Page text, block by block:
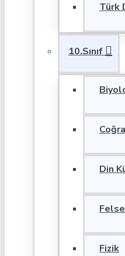
Türk
10.Sınıf
Din
Fizik